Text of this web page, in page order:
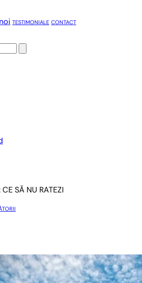
TESTIMONIALE CONTACT
SĂ NU RATEZI